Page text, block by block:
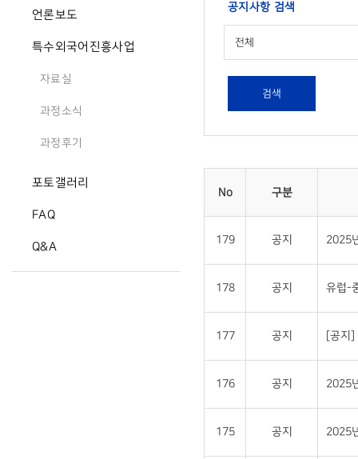
언론보도
특수외국어진흥사업
자료실
과정소식
과정후기
포토갤러리
FAQ
Q&A
공지사항 검색
전체
검색
No 구분
179 공지 2025
178 공지 유럽-
177 공지 [공지]
176 공지 2025
175 공지 2025